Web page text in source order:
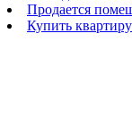
Продается
Купить